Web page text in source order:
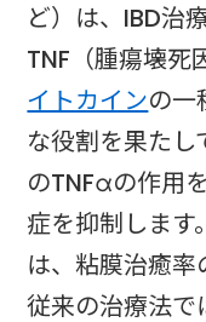
ど）は、IBD治
TNF（腫瘍壊死
イトカインの一
な役割を果たし
のTNFαの作用
症を抑制します
は、粘膜治癒率
従来の治療法